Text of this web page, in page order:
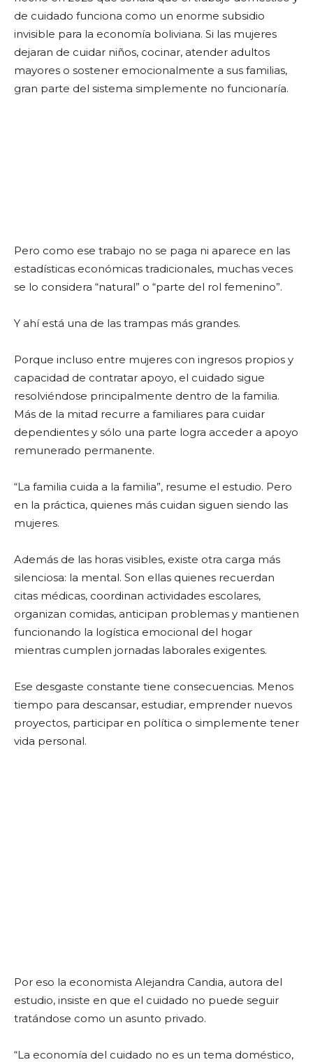
de cuidado funciona como un enorme subsidio
invisible para la economía boliviana. Si las mujeres
dejaran de cuidar niños, cocinar, atender adultos
mayores o sostener emocionalmente a sus familias,
gran parte del sistema simplemente no funcionaría.
Pero como ese trabajo no se paga ni aparece en las
estadísticas económicas tradicionales, muchas veces
se lo considera “natural” o “parte del rol femenino”.
Y ahí está una de las trampas más grandes.
Porque incluso entre mujeres con ingresos propios y
capacidad de contratar apoyo, el cuidado sigue
resolviéndose principalmente dentro de la familia.
Más de la mitad recurre a familiares para cuidar
dependientes y sólo una parte logra acceder a apoyo
remunerado permanente.
“La familia cuida a la familia”, resume el estudio. Pero
en la práctica, quienes más cuidan siguen siendo las
mujeres.
Además de las horas visibles, existe otra carga más
silenciosa: la mental. Son ellas quienes recuerdan
citas médicas, coordinan actividades escolares,
organizan comidas, anticipan problemas y mantienen
funcionando la logística emocional del hogar
mientras cumplen jornadas laborales exigentes.
Ese desgaste constante tiene consecuencias. Menos
tiempo para descansar, estudiar, emprender nuevos
proyectos, participar en política o simplemente tener
vida personal.
Por eso la economista Alejandra Candia, autora del
estudio, insiste en que el cuidado no puede seguir
tratándose como un asunto privado.
“La economía del cuidado no es un tema doméstico,